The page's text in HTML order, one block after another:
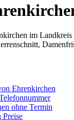
im
Ehrenkirchen
ohne Termin
Preise